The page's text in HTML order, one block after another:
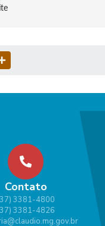
Contato
3381-4800
3381-4826